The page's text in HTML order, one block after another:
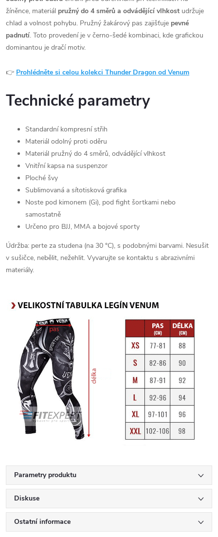
žíněnce, materiál pružný do 4 směrů a odvádějící vlhkost udržuje
chlad a volnost pohybu. Pružný žakárový pas zajišťuje pevné
padnutí. Toto provedení je v černo-šedé kombinaci, kde grafickou
dominantou je dračí motiv.
👉 Prohlédněte si celou kolekci Thunder Dragon od Venum
Technické parametry
Standardní kompresní střih
Materiál odolný proti oděru
Materiál pružný do 4 směrů, odvádějící vlhkost
Vnitřní kapsa na suspenzor
Ploché švy
Sublimovaná a sítotisková grafika
Noste pod kimonem (Gi), pod fight šortkami nebo
samostatně
Určeno pro BJJ, MMA a bojové sporty
Údržba: perte za studena (na 30 °C), s podobnými barvami. Nesušit
v sušičce, nebělit, nežehlit. Vyvarujte se kontaktu s abrazivními
materiály.
Parametry produktu
Diskuse
Ostatní informace